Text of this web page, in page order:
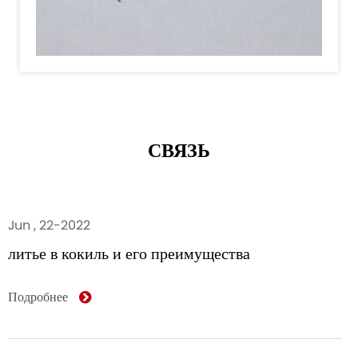
СВЯЗЬ
Jun , 22-2022
литье в кокиль и его преимущества
Подробнее